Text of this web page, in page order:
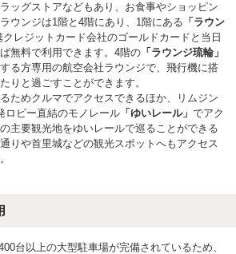
ッグストアなどもあり、お食事やショッピン
ウンジは1階と4階にあり、1階にある 「ラウン
クレジットカード会社のゴールドカードと当日
無料で利用できます。4階の 「ラウンジ琉輪」
る方専用の航空会社ラウンジで、飛行機に搭
りと過ごすことができます。
ためクルマでアクセスできるほか、リムジン
ロビー直結のモノレール 「ゆいレール」 でアク
主要観光地をゆいレールで巡ることができる
りや首里城などの観光スポットへもアクセス
台以上の大型駐車場が完備されているため、